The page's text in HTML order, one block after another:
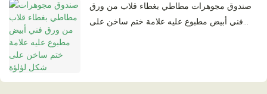
صندوق مجوهرات مطاطي بغطاء قلاب من ورق
فني أبيض مطبوع عليه علامة ختم ساخن على